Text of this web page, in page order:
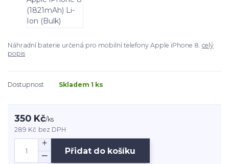
Náhradní baterie určená pro mobilní telefony Apple iPhone 8. celý
popis
Dostupnost Skladem 1 ks
350 Kč/ks
289 Kč bez DPH
Přidat do košíku